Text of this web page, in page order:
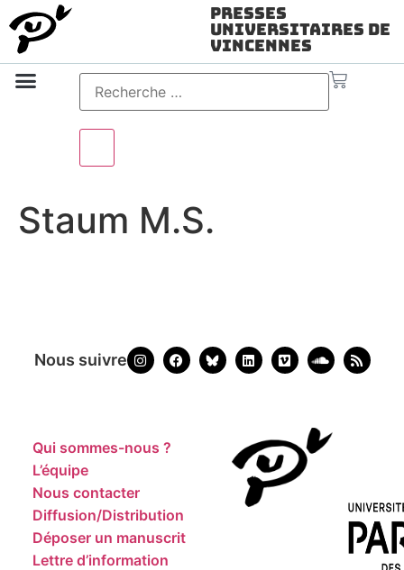
Presses
Universitaires de
Vincennes
Staum M.S.
Nous suivre
Qui sommes-nous ?
L’équipe
Nous contacter
Diffusion/Distribution
Déposer un manuscrit
Lettre d’information